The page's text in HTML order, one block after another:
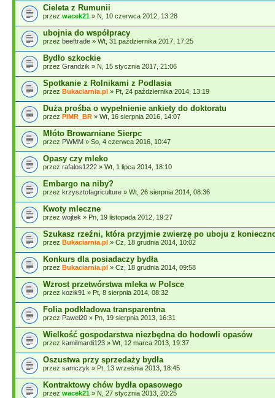
Cieleta z Rumunii
przez wacek21 » N, 10 czerwca 2012, 13:28
ubojnia do współpracy
przez beeftrade » Wt, 31 października 2017, 17:25
Bydło szkockie
przez Grandzik » N, 15 stycznia 2017, 21:06
Spotkanie z Rolnikami z Podlasia
przez Bukaciarnia.pl » Pt, 24 października 2014, 13:19
Duża prośba o wypełnienie ankiety do doktoratu
przez PIMR_BR » Wt, 16 sierpnia 2016, 14:07
Młóto Browarniane Sierpc
przez PWMM » So, 4 czerwca 2016, 10:47
Opasy czy mleko
przez rafalos1222 » Wt, 1 lipca 2014, 18:10
Embargo na niby?
przez krzysztofagriculture » Wt, 26 sierpnia 2014, 08:36
Kwoty mleczne
przez wojtek » Pn, 19 listopada 2012, 19:27
Szukasz rzeźni, która przyjmie zwierzę po uboju z
przez Bukaciarnia.pl » Cz, 18 grudnia 2014, 10:02
Konkurs dla posiadaczy bydła
przez Bukaciarnia.pl » Cz, 18 grudnia 2014, 09:58
Wzrost przetwórstwa mleka w Polsce
przez kozik91 » Pt, 8 sierpnia 2014, 08:32
Folia podkładowa transparentna
przez Pawel20 » Pn, 19 sierpnia 2013, 16:31
Wielkość gospodarstwa niezbędna do hodowli opasów
przez kamilmardi123 » Wt, 12 marca 2013, 19:37
Oszustwa przy sprzedaży bydła
przez samczyk » Pt, 13 września 2013, 18:45
Kontraktowy chów bydła opasowego
przez wacek21 » N, 27 stycznia 2013, 20:25